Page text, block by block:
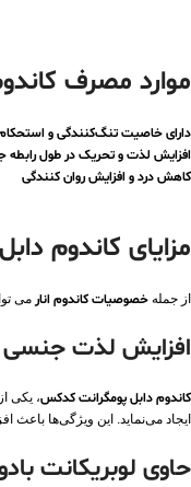
موارد مصرف
دارای خاصیت تنگ‌کنندگی و استحکام
افزایش لذت و تحریک در طول
کاهش درد و افزایش روان‌ کنندگی
مزایای کاندوم
از جمله خصوصیات کاندوم انار می
افزایش لذت جنسی
کاندوم دابل پومگرانت کدکس، یکی
ایجاد می‌نماید. این ویژگی‌ها
حاوی لوبریکانت